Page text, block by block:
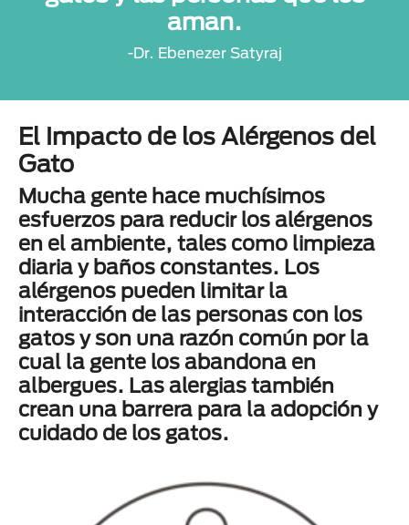
aman.
-Dr. Ebenezer Satyraj
El Impacto de los Alérgenos del
Gato
Mucha gente hace muchísimos
esfuerzos para reducir los alérgenos
en el ambiente, tales como limpieza
diaria y baños constantes. Los
alérgenos pueden limitar la
interacción de las personas con los
gatos y son una razón común por la
cual la gente los abandona en
albergues. Las alergias también
crean una barrera para la adopción y
cuidado de los gatos.